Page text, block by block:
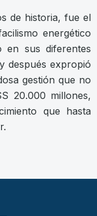
de historia, fue el
energético
en sus diferentes
después expropió
gestión que no
20.000 millones,
que hasta